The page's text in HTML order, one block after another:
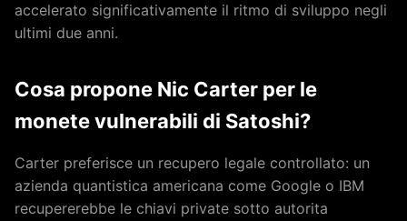
accelerato significativamente il ritmo di sviluppo negli
ultimi due anni.
Cosa propone Nic Carter per le
monete vulnerabili di Satoshi?
Carter preferisce un recupero legale controllato: un
azienda quantistica americana come Google o IBM
recupererebbe le chiavi private sotto autorita